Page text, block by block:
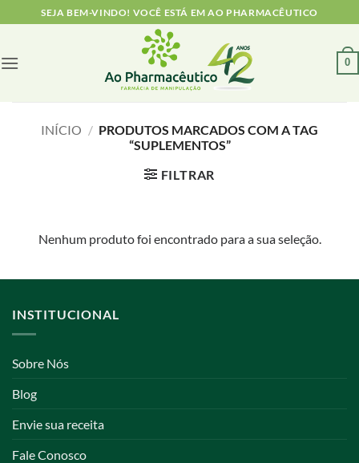
to
SEJA BEM-VINDO! VOCÊ ESTÁ EM AO PHARMACÊUTICO
0
INÍCIO / PRODUTOS MARCADOS COM A TAG
“SUPLEMENTOS”
FILTRAR
Nenhum produto foi encontrado para a sua seleção.
INSTITUCIONAL
Sobre Nós
Blog
Envie sua receita
Fale Conosco